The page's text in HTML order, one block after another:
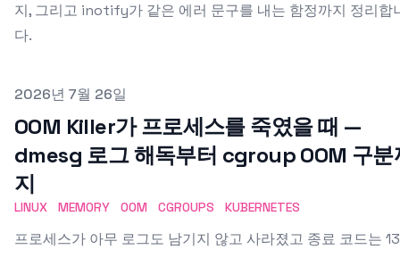
지, 그리고 inotify가 같은 에러 문구를 내는 함정까지 정리합
다.
Published on
2026년 7월 26일
OOM Killer가 프로세스를 죽였을 때 —
dmesg 로그 해독부터 cgroup OOM 구분
지
LINUX MEMORY OOM CGROUPS KUBERNETES
프로세스가 아무 로그도 남기지 않고 사라졌고 종료 코드는